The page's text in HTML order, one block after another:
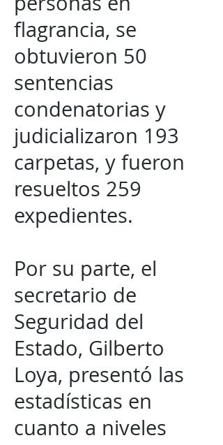
flagrancia, se
obtuvieron 50
sentencias
condenatorias y
judicializaron 193
carpetas, y fueron
resueltos 259
expedientes.
Por su parte, el
secretario de
Seguridad del
Estado, Gilberto
Loya, presentó las
estadísticas en
cuanto a niveles